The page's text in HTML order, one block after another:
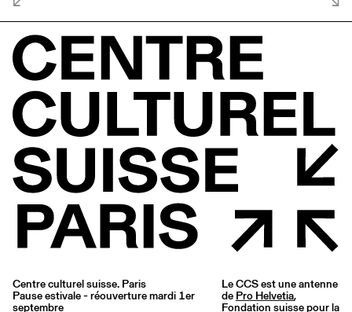
Centre culturel suisse. Paris
Pause estivale - réouverture mardi 1er
septembre
Le CCS est une antenne
de Pro Helvetia,
Fondation suisse pour la